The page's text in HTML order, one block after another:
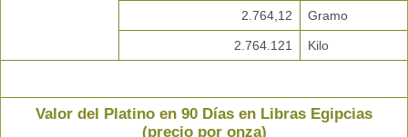
2.764,12 Gramo
2.764.121 Kilo
Valor del Platino en 90 Días en Libras Egipcias
(precio por onza)